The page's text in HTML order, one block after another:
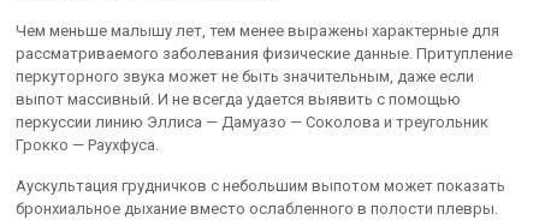
Чем меньше малышу лет, тем менее выражены характерные для
рассматриваемого заболевания физические данные. Притупление
перкуторного звука может не быть значительным, даже если
выпот массивный. И не всегда удается выявить с помощью
перкуссии линию Эллиса — Дамуазо — Соколова и треугольник
Грокко — Раухфуса.
Аускультация грудничков с небольшим выпотом может показать
бронхиальное дыхание вместо ослабленного в полости плевры.